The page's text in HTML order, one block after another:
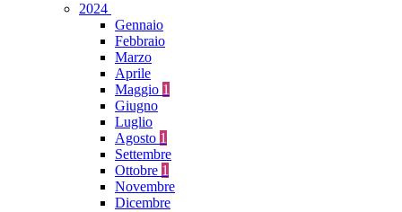
2024
Gennaio
Febbraio
Marzo
Aprile
Maggio 1
Giugno
Luglio
Agosto 1
Settembre
Ottobre 1
Novembre
Dicembre